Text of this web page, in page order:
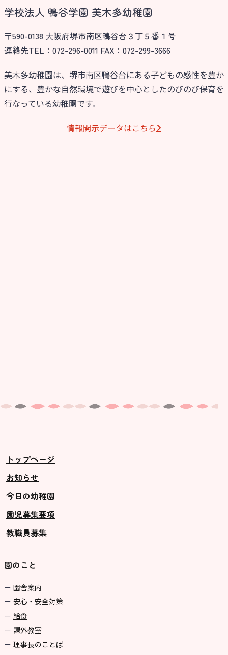
学校法人 鴨谷学園 美木多幼稚園
〒590-0138 ⼤阪府堺市南区鴨⾕台３丁５番１号
連絡先TEL：072-296-0011 FAX：072-299-3666
美木多幼稚園は、堺市南区鴨谷台にある子どもの感性を豊か
にする、豊かな自然環境で遊びを中心としたのびのび保育を
行なっている幼稚園です。
情報開⽰データはこちら
トップページ
お知らせ
今日の幼稚園
園児募集要項
教職員募集
園のこと
園舎案内
安心・安全対策
給食
課外教室
理事長のことば